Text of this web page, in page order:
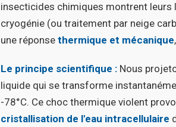
insecticides chimiques montrent leurs
cryogénie (ou traitement par neige
une réponse thermique et mécanique
Le principe scientifique : Nous
liquide qui se transforme
-78°C. Ce choc thermique violent
cristallisation de l'eau intracellulaire